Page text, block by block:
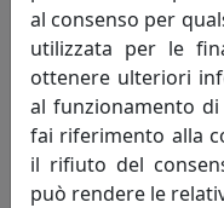
LAMPADA A
al consenso per
utilizzata per le
ottenere ulteriori
al funzionamento
fai riferimento alla
il rifiuto del
può rendere le